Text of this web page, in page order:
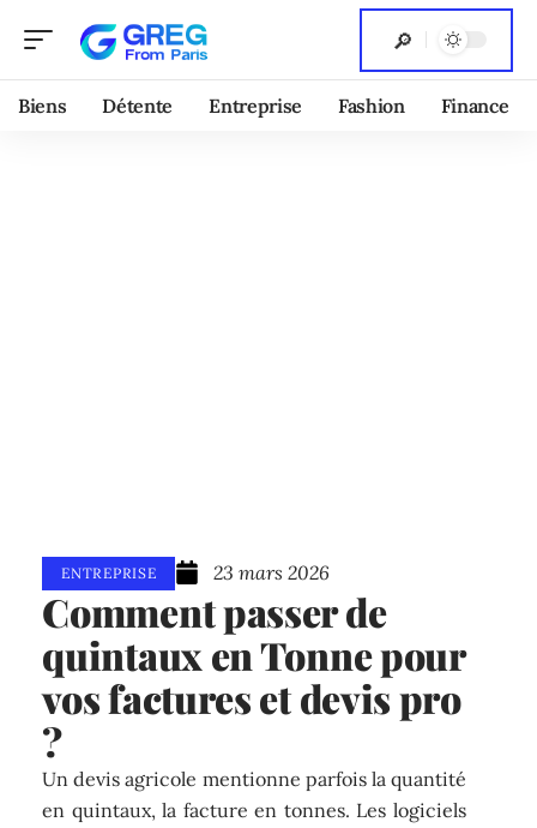
Biens Détente Entreprise Fashion Finance
ENTREPRISE 23 mars 2026
Comment passer de
quintaux en Tonne pour
vos factures et devis pro
?
Un devis agricole mentionne parfois la quantité
en quintaux, la facture en tonnes. Les logiciels